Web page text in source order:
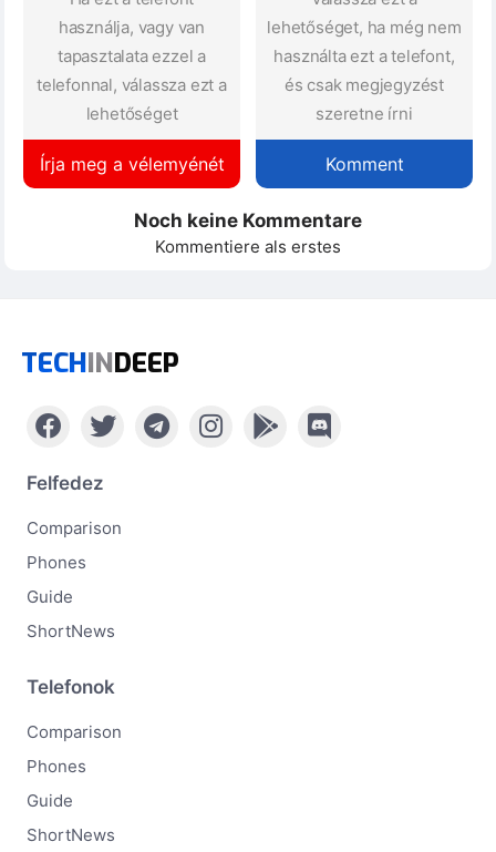
használja, vagy van
tapasztalata ezzel a
telefonnal, válassza ezt a
lehetőséget
Írja meg a vélemyénét
lehetőséget, ha még nem
használta ezt a telefont,
és csak megjegyzést
szeretne írni
Komment
Noch keine Kommentare
Kommentiere als erstes
TECHINDEEP
Felfedez
Comparison
Phones
Guide
ShortNews
Telefonok
Comparison
Phones
Guide
ShortNews